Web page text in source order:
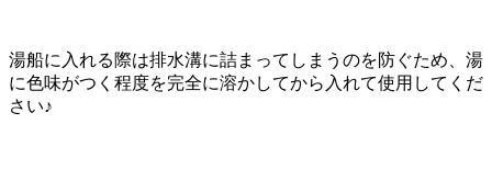
湯船に入れる際は排水溝に詰まってしまうのを防ぐため、湯
に色味がつく程度を完全に溶かしてから入れて使用してくだ
さい♪